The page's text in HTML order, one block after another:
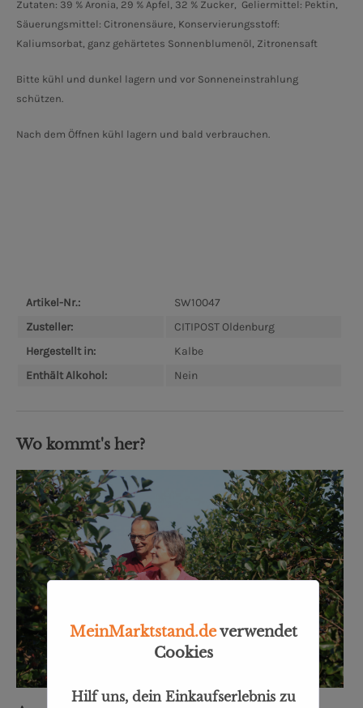
Zutaten: 39 % Aronia, 29 % Apfel, 32 % Zucker, Geliermittel: Pektin,
Säuerungsmittel: Citronensäure, Konservierungsstoff:
Kaliumsorbat, ganz gehärtetes Sonnenblumenöl, Zitronensaft
Bitte kühl und dunkel lagern und vor Sonneneinstrahlung
schützen.
Nach dem Öffnen kühl lagern und bald verbrauchen.
Artikel-Nr.:
SW10047
Zusteller:
CITIPOST Oldenburg
Hergestellt in:
Kalbe
Enthält Alkohol:
Nein
Wo kommt's her?
MeinMarktstand.deverwendet
Cookies
Hilf uns, dein Einkaufserlebnis zu